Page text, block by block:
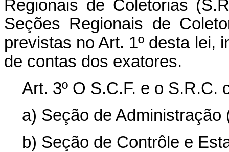
Regionais de Coletorias
Seções Regionais de
previstas no Art. 1º desta lei,
de contas dos exatores.
Art. 3º O S.C.F. e o S.R.C.
a) Seção de Administração
b) Seção de Contrôle e